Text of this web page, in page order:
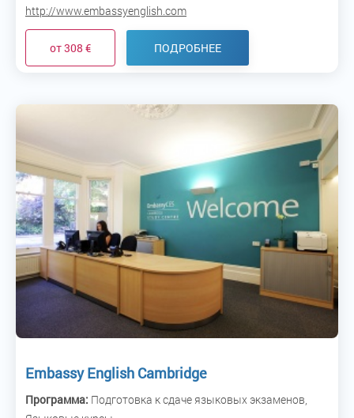
http://www.embassyenglish.com
от 308 € ПОДРОБНЕЕ
Embassy English Cambridge
Программа: Подготовка к сдаче языковых экзаменов,